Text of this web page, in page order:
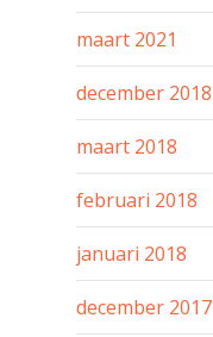
maart 2021
december 2018
maart 2018
februari 2018
januari 2018
december 2017